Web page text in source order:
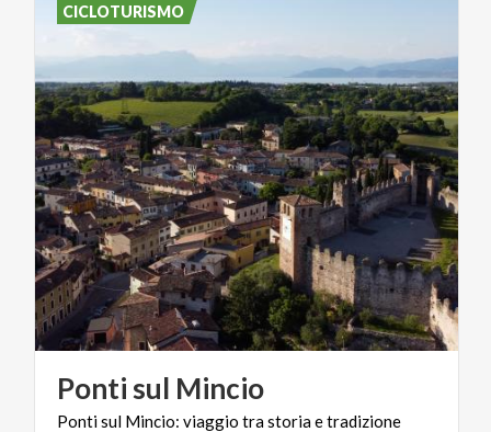
Ponti sul Mincio
Pontisul Mincio: viaggio trastoriaetradizione
CICLOTURISMO